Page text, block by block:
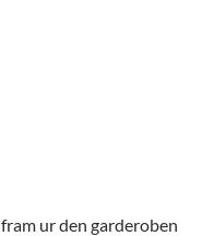
ur den garderoben